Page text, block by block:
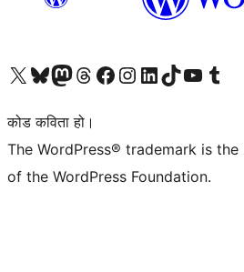
हाम्रो X (पहिले ट्विटर) खातामा जानुहोस्
हाम्रो Bluesky खाता भ्रमण गर्नुहोस्
हाम्रो म्यास्टोडन खाता भ्रमण गर्नुहोस्
हाम्रो थ्रेड्स खातामा जानुहोस्
हाम्रो फेसबुक पेजमा जानुहोस्
हाम्रो इन्स्टाग्राम खातामा जानुहोस्
हाम्रो लिङ्क्डइन खातामा जानुहोस्
हाम्रो TikTok खाता भ्रमण गर्नुहोस्
हाम्रो युट्युब च्यानलमा जानुहोस्
हाम्रो टम्बलर खाता भ्रमण गर्नुहोस्
कोड कविता हो।
The WordPress® trademark is
of the WordPress Foundation.